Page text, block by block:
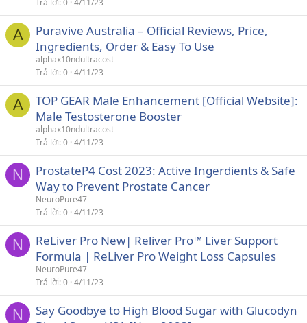
Trả lời 0 4/11/23
A
Puravive Australia – Official Reviews, Price,
Ingredients, Order & Easy To Use
alphax10ndultracost
Trả lời 0 4/11/23
A
TOP GEAR Male Enhancement [Official Website]:
Male Testosterone Booster
alphax10ndultracost
Trả lời 0 4/11/23
N
ProstateP4 Cost 2023: Active Ingerdients & Safe
Way to Prevent Prostate Cancer
NeuroPure47
Trả lời 0 4/11/23
N
ReLiver Pro New| Reliver Pro™ Liver Support
Formula | ReLiver Pro Weight Loss Capsules
NeuroPure47
Trả lời 0 4/11/23
N
Say Goodbye to High Blood Sugar with Glucodyn